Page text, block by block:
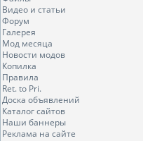
Видео и статьи
Форум
Галерея
Мод месяца
Новости модов
Копилка
Правила
Ret. to Pri.
Доска объявлений
Каталог сайтов
Наши баннеры
Реклама на сайте